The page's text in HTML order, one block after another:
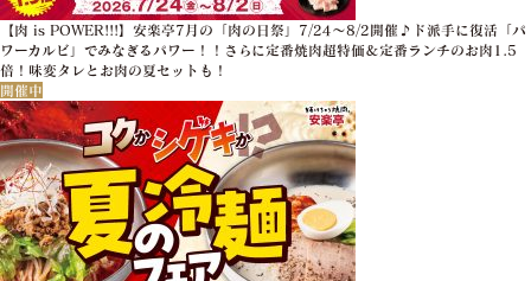
【肉 is POWER!!!】安楽亭7月の「肉の日祭」7/24～8/2開催♪ド派手に復活「パ
ワーカルビ」でみなぎるパワー！！さらに定番焼肉超特価＆定番ランチのお肉1.5
倍！味変タレとお肉の夏セットも！
開催中